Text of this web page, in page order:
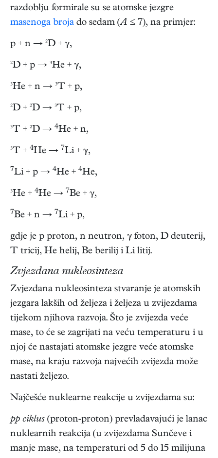
razdoblju formirale su se atomske jezgre
masenoga broja do sedam (A ≤ 7), na primjer:
p + n → ²D + γ,
²D + p → ³He + γ,
³He + n → ³T + p,
²D + ²D → ³T + p,
³T + ²D → 4He + n,
³T + 4He → 7Li + γ,
7Li + p → 4He + 4He,
³He + 4He → 7Be + γ,
7Be + n → 7Li + p,
gdje je p proton, n neutron, γ foton, D deuterij,
T tricij, He helij, Be berilij i Li litij.
Zvjezdana nukleosinteza
Zvjezdana nukleosinteza stvaranje je atomskih
jezgara lakših od željeza i željeza u zvijezdama
tijekom njihova razvoja. Što je zvijezda veće
mase, to će se zagrijati na veću temperaturu i u
njoj će nastajati atomske jezgre veće atomske
mase, na kraju razvoja najvećih zvijezda može
nastati željezo.
Najčešće nuklearne reakcije u zvijezdama su:
pp ciklus (proton-proton) prevladavajući je lanac
nuklearnih reakcija (u zvijezdama Sunčeve i
manje mase, na temperaturi od 5 do 15 milijuna